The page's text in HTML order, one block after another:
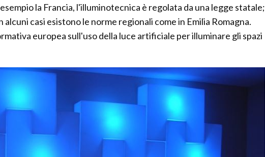
la Francia, l'illuminotecnica è regolata da una legge statale;
casi esistono le norme regionali come in Emilia Romagna.
europea sull'uso della luce artificiale per illuminare gli spazi